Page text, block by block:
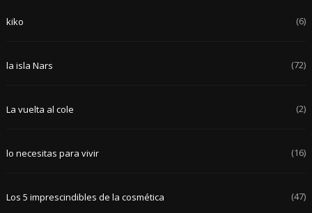
kiko (6)
la isla Nars (72)
La vuelta al cole (2)
lo necesitas para vivir (16)
Los 5 imprescindibles de la cosmética (47)